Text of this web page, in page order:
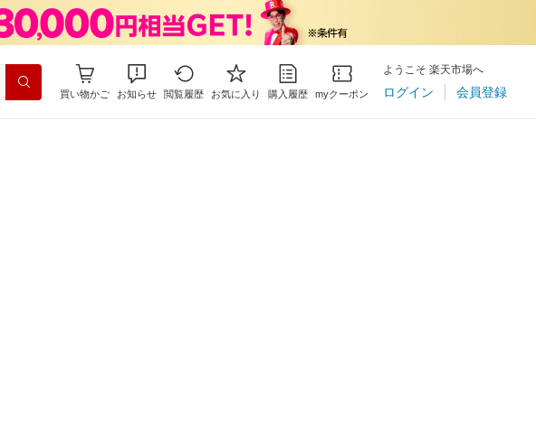
買い物かご お知らせ 閲覧履歴 お気に入り 購入履歴 myクーポン
ようこそ 楽天市場へ
ログイン 会員登録